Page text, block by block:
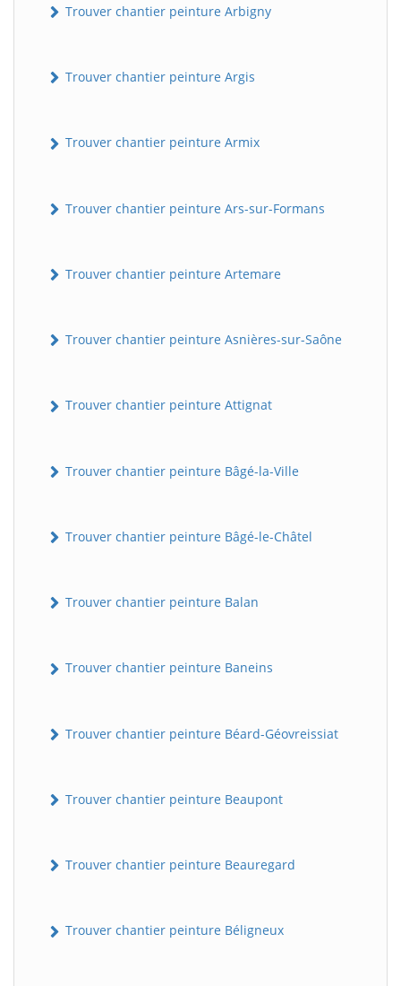
Trouver chantier peinture Arbigny
Trouver chantier peinture Argis
Trouver chantier peinture Armix
Trouver chantier peinture Ars-sur-Formans
Trouver chantier peinture Artemare
Trouver chantier peinture Asnières-sur-Saône
Trouver chantier peinture Attignat
Trouver chantier peinture Bâgé-la-Ville
Trouver chantier peinture Bâgé-le-Châtel
Trouver chantier peinture Balan
Trouver chantier peinture Baneins
Trouver chantier peinture Béard-Géovreissiat
Trouver chantier peinture Beaupont
Trouver chantier peinture Beauregard
Trouver chantier peinture Béligneux